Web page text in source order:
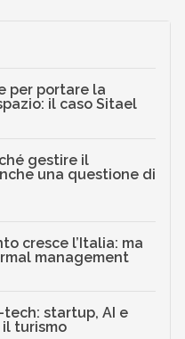
per portare la
il caso Sitael
gestire il
una questione di
cresce l’Italia: ma
management
startup, AI e
turismo